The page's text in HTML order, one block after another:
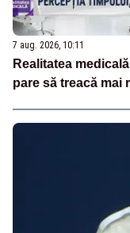
7 aug. 2026, 10:11
Realitatea
pare să treacă mai